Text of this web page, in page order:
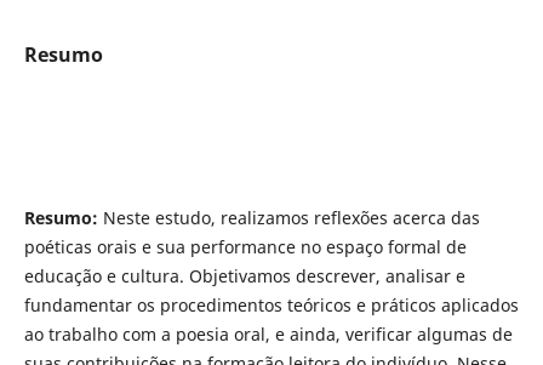
Resumo
Resumo: Neste estudo, realizamos reflexões acerca das
poéticas orais e sua performance no espaço formal de
educação e cultura. Objetivamos descrever, analisar e
fundamentar os procedimentos teóricos e práticos aplicados
ao trabalho com a poesia oral, e ainda, verificar algumas de